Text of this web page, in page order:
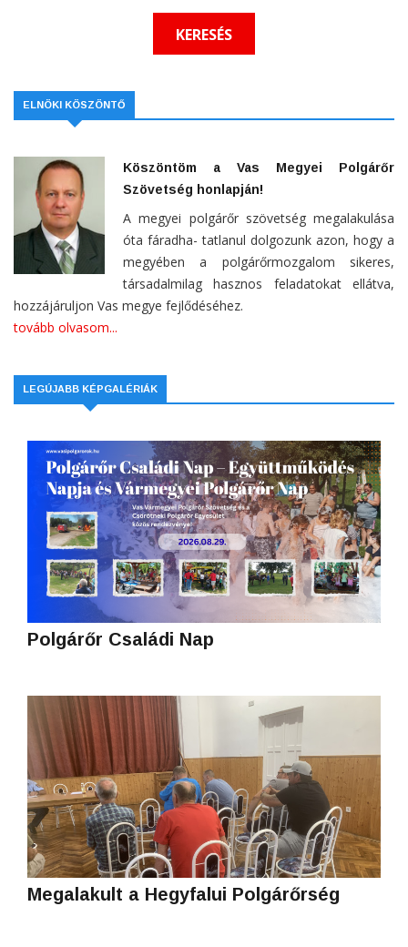
ELNÖKI KÖSZÖNTŐ
Köszöntöm a Vas Megyei Polgárőr
Szövetség honlapján!
A megyei polgárőr szövetség megalakulása
óta fáradha- tatlanul dolgozunk azon, hogy a
megyében a polgárőrmozgalom sikeres,
társadalmilag hasznos feladatokat ellátva,
hozzájáruljon Vas megye fejlődéséhez.
tovább olvasom...
LEGÚJABB KÉPGALÉRIÁK
Polgárőr Családi Nap
Megalakult a Hegyfalui Polgárőrség